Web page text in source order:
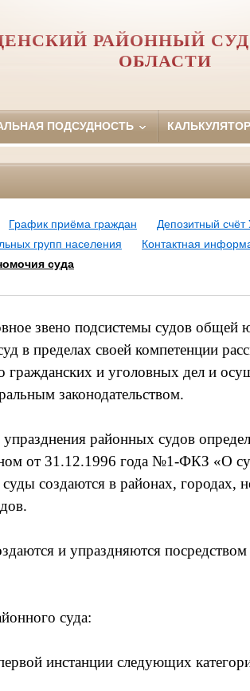
РАЙОННЫЙ СУД
ОБЛАСТИ
ПОДСУДНОСТЬ
График приёма граждан
Депозитный
групп населения
Контактная
суда
звено подсистемы судов общей
в пределах своей компетенции
гражданских и уголовных дел и
законодательством.
районных судов
от 31.12.1996 года №1-ФКЗ «О
создаются в районах, городах,
и упраздняются посредством
суда:
инстанции следующих